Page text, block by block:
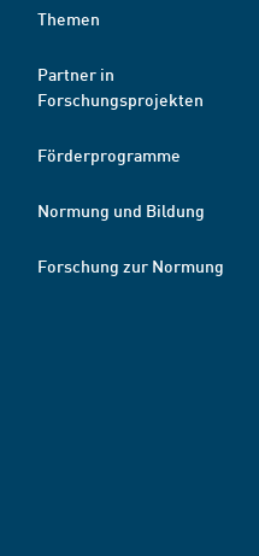
Themen
Partner in
Forschungsprojekten
Förderprogramme
Normung und Bildung
Forschung zur Normung